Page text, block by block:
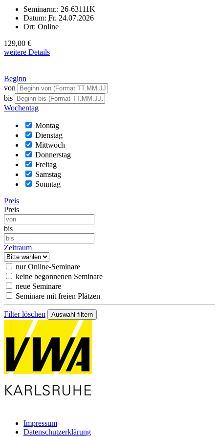
Seminarnr.: 26-63111K
Datum: Fr. 24.07.2026
Ort: Online
129,00 €
weitere Details
Beginn
von
bis
Wochentag
Montag
Dienstag
Mittwoch
Donnerstag
Freitag
Samstag
Sonntag
Preis
Preis
bis
Zeitraum
nur Online-Seminare
keine begonnenen Seminare
neue Seminare
Seminare mit freien Plätzen
Filter löschen
Impressum
Datenschutzerklärung